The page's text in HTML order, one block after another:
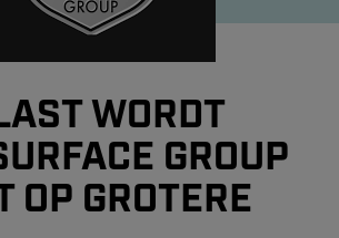
WORDT
GROUP
OP GROTERE